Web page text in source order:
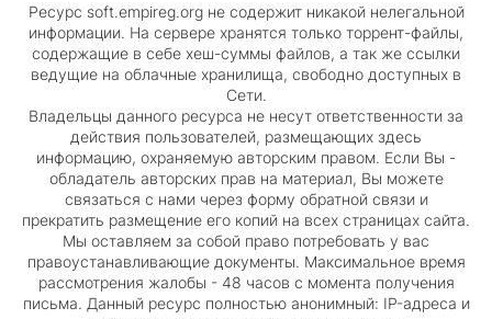
Ресурс soft.empireg.org не содержит никакой нелегальной
информации. На сервере хранятся только торрент-файлы,
содержащие в себе хеш-суммы файлов, а так же ссылки
ведущие на облачные хранилища, свободно доступных в
Сети.
Владельцы данного ресурса не несут ответственности за
действия пользователей, размещающих здесь
информацию, охраняемую авторским правом. Если Вы -
обладатель авторских прав на материал, Вы можете
связаться с нами через форму обратной связи и
прекратить размещение его копий на всех страницах сайта.
Мы оставляем за собой право потребовать у вас
правоустанавливающие документы. Максимальное время
рассмотрения жалобы - 48 часов с момента получения
письма. Данный ресурс полностью анонимный: IP-адреса и